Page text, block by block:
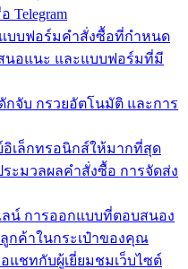
Telegram
บบฟอร์มคำสั่งซื้อที่กำหนด
นอแนะ และแบบฟอร์มที่มี
จับ กรวยอัตโนมัติ และการ
เล็กทรอนิกส์ให้มากที่สุด
ะมวลผลคำสั่งซื้อ การจัดส่ง
ลน์ การออกแบบที่ตอบสนอง
กค้าในกระเป๋าของคุณ
อแชทกับผู้เยี่ยมชมเว็บไซต์